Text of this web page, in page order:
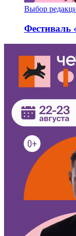
Выбор
Фестиваль